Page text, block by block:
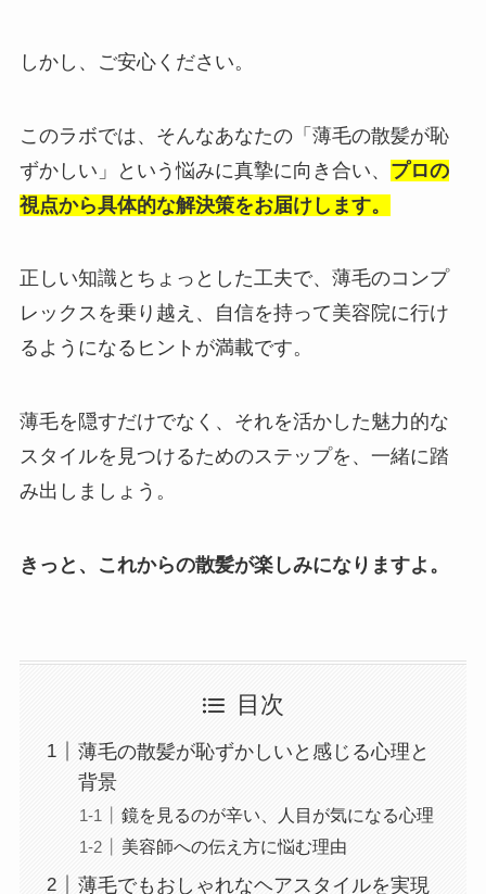
しかし、ご安心ください。
このラボでは、そんなあなたの「薄毛の散髪が恥
ずかしい」という悩みに真摯に向き合い、 プロの
視点から具体的な解決策をお届けします。
正しい知識とちょっとした工夫で、薄毛のコンプ
レックスを乗り越え、自信を持って美容院に行け
るようになるヒントが満載です。
薄毛を隠すだけでなく、それを活かした魅力的な
スタイルを見つけるためのステップを、一緒に踏
み出しましょう。
きっと、これからの散髪が楽しみになりますよ。
目次
薄毛の散髪が恥ずかしいと感じる心理と
背景
鏡を見るのが辛い、人目が気になる心理
美容師への伝え方に悩む理由
薄毛でもおしゃれなヘアスタイルを実現